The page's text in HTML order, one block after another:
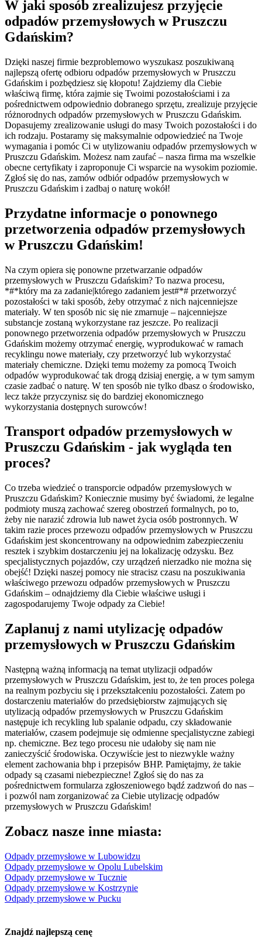
W jaki sposób zrealizujesz przyjęcie
odpadów przemysłowych w Pruszczu
Gdańskim?
Dzięki naszej firmie bezproblemowo wyszukasz poszukiwaną
najlepszą ofertę odbioru odpadów przemysłowych w Pruszczu
Gdańskim i pozbędziesz się kłopotu! Zajdziemy dla Ciebie
właściwą firmę, która zajmie się Twoimi pozostałościami i za
pośrednictwem odpowiednio dobranego sprzętu, zrealizuje przyjęcie
różnorodnych odpadów przemysłowych w Pruszczu Gdańskim.
Dopasujemy zrealizowanie usługi do masy Twoich pozostałości i do
ich rodzaju. Postaramy się maksymalnie odpowiedzieć na Twoje
wymagania i pomóc Ci w utylizowaniu odpadów przemysłowych w
Pruszczu Gdańskim. Możesz nam zaufać – nasza firma ma wszelkie
obecne certyfikaty i zaproponuje Ci wsparcie na wysokim poziomie.
Zgłoś się do nas, zamów odbiór odpadów przemysłowych w
Pruszczu Gdańskim i zadbaj o naturę wokół!
Przydatne informacje o ponownego
przetworzenia odpadów przemysłowych
w Pruszczu Gdańskim!
Na czym opiera się ponowne przetwarzanie odpadów
przemysłowych w Pruszczu Gdańskim? To nazwa procesu,
*#*który ma za zadanie|którego zadaniem jest#*# przetworzyć
pozostałości w taki sposób, żeby otrzymać z nich najcenniejsze
materiały. W ten sposób nic się nie zmarnuje – najcenniejsze
substancje zostaną wykorzystane raz jeszcze. Po realizacji
ponownego przetworzenia odpadów przemysłowych w Pruszczu
Gdańskim możemy otrzymać energię, wyprodukować w ramach
recyklingu nowe materiały, czy przetworzyć lub wykorzystać
materiały chemiczne. Dzięki temu możemy za pomocą Twoich
odpadów wyprodukować tak drogą dzisiaj energię, a w tym samym
czasie zadbać o naturę. W ten sposób nie tylko dbasz o środowisko,
lecz także przyczynisz się do bardziej ekonomicznego
wykorzystania dostępnych surowców!
Transport odpadów przemysłowych w
Pruszczu Gdańskim - jak wygląda ten
proces?
Co trzeba wiedzieć o transporcie odpadów przemysłowych w
Pruszczu Gdańskim? Koniecznie musimy być świadomi, że legalne
podmioty muszą zachować szereg obostrzeń formalnych, po to,
żeby nie narazić zdrowia lub nawet życia osób postronnych. W
takim razie proces przewozu odpadów przemysłowych w Pruszczu
Gdańskim jest skoncentrowany na odpowiednim zabezpieczeniu
resztek i szybkim dostarczeniu jej na lokalizację odzysku. Bez
specjalistycznych pojazdów, czy urządzeń nierzadko nie można się
obejść! Dzięki naszej pomocy nie stracisz czasu na poszukiwania
właściwego przewozu odpadów przemysłowych w Pruszczu
Gdańskim – odnajdziemy dla Ciebie właściwe usługi i
zagospodarujemy Twoje odpady za Ciebie!
Zaplanuj z nami utylizację odpadów
przemysłowych w Pruszczu Gdańskim
Następną ważną informacją na temat utylizacji odpadów
przemysłowych w Pruszczu Gdańskim, jest to, że ten proces polega
na realnym pozbyciu się i przekształceniu pozostałości. Zatem po
dostarczeniu materiałów do przedsiębiorstw zajmujących się
utylizacją odpadów przemysłowych w Pruszczu Gdańskim
następuje ich recykling lub spalanie odpadu, czy składowanie
materiałów, czasem podejmuje się odmienne specjalistyczne zabiegi
np. chemiczne. Bez tego procesu nie udałoby się nam nie
zanieczyścić środowiska. Oczywiście jest to niezwykle ważny
element zachowania bhp i przepisów BHP. Pamiętajmy, że takie
odpady są czasami niebezpieczne! Zgłoś się do nas za
pośrednictwem formularza zgłoszeniowego bądź zadzwoń do nas –
i pozwól nam zorganizować za Ciebie utylizację odpadów
przemysłowych w Pruszczu Gdańskim!
Zobacz nasze inne miasta:
Odpady przemysłowe w Lubowidzu
Odpady przemysłowe w Opolu Lubelskim
Odpady przemysłowe w Tucznie
Odpady przemysłowe w Kostrzynie
Odpady przemysłowe w Pucku
Znajdź najlepszą cenę